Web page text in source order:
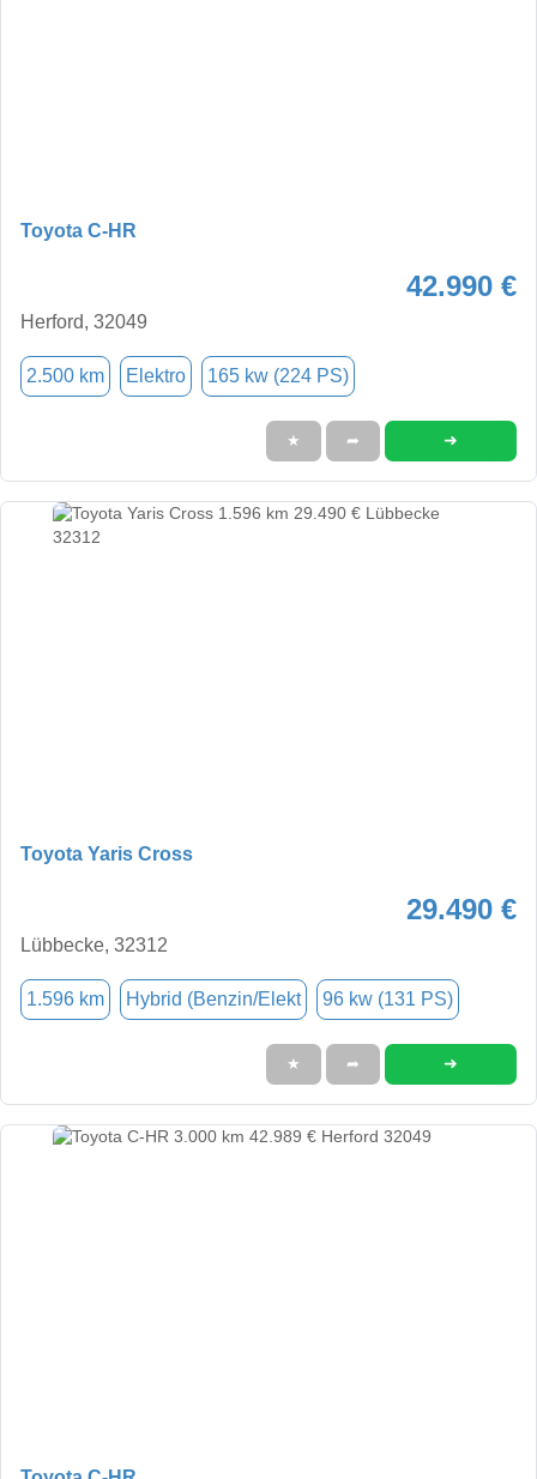
Toyota C-HR
42.990 €
Herford, 32049
2.500 km Elektro 165 kw (224 PS)
★ ➦ ➜
Toyota Yaris Cross
29.490 €
Lübbecke, 32312
1.596 km Hybrid (Benzin/Elekt 96 kw (131 PS)
★ ➦ ➜